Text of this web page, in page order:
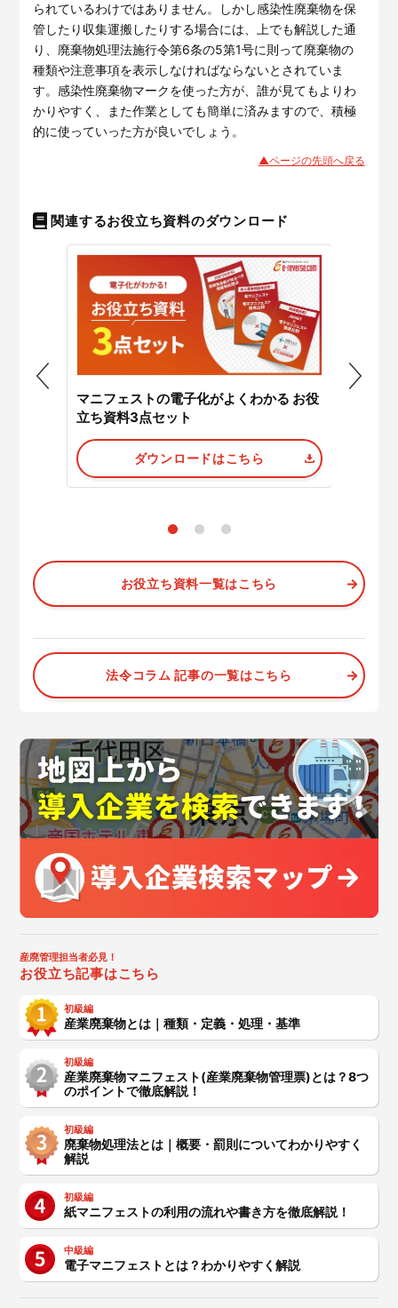
られているわけではありません。しかし感染性廃棄物を保
管したり収集運搬したりする場合には、上でも解説した通
り、廃棄物処理法施行令第6条の5第1号に則って廃棄物の
種類や注意事項を表示しなければならないとされていま
す。感染性廃棄物マークを使った方が、誰が見てもよりわ
かりやすく、また作業としても簡単に済みますので、積極
的に使っていった方が良いでしょう。
▲ページの先頭へ戻る
関連するお役立ち資料のダウンロード
マニフェストの電子化がよくわかる お役
立ち資料3点セット
ダウンロードはこちら
お役立ち資料一覧はこちら
法令コラム 記事の一覧はこちら
産廃管理担当者必見！
お役立ち記事はこちら
初級編
産業廃棄物とは｜種類・定義・処理・基準
初級編
産業廃棄物マニフェスト(産業廃棄物管理票)とは？8つ
のポイントで徹底解説！
初級編
廃棄物処理法とは｜概要・罰則についてわかりやすく
解説
初級編
紙マニフェストの利用の流れや書き方を徹底解説！
中級編
電子マニフェストとは？わかりやすく解説
PDFで詳しく見る